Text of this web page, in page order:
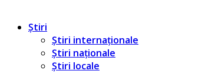
Știri
Știri internaționale
Știri naționale
Știri locale